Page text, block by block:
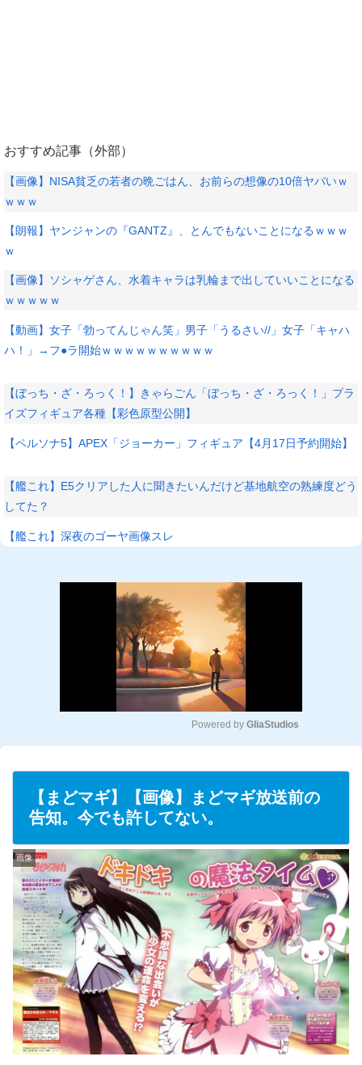
おすすめ記事（外部）
【画像】NISA貧乏の若者の晩ごはん、お前らの想像の10倍ヤバいｗ
ｗｗｗ
【朗報】ヤンジャンの『GANTZ』、とんでもないことになるｗｗｗ
ｗ
【画像】ソシャゲさん、水着キャラは乳輪まで出していいことになる
ｗｗｗｗｗ
【動画】女子「勃ってんじゃん笑」男子「うるさい//」女子「キャハ
ハ！」→フ●ラ開始ｗｗｗｗｗｗｗｗｗｗ
【ぼっち・ざ・ろっく！】きゃらごん「ぼっち・ざ・ろっく！」プラ
イズフィギュア各種【彩色原型公開】
【ペルソナ5】APEX「ジョーカー」フィギュア【4月17日予約開始】
【艦これ】E5クリアした人に聞きたいんだけど基地航空の熟練度どう
してた？
【艦これ】深夜のゴーヤ画像スレ
u
t
e
Powered by GliaStudios
【まどマギ】【画像】まどマギ放送前の
告知。今でも許してない。
画像